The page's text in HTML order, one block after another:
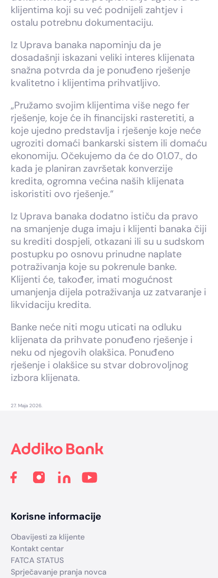
klijentima koji su već podnijeli zahtjev i
ostalu potrebnu dokumentaciju.
Iz Uprava banaka napominju da je
dosadašnji iskazani veliki interes klijenata
snažna potvrda da je ponuđeno rješenje
kvalitetno i klijentima prihvatljivo.
„Pružamo svojim klijentima više nego fer
rješenje, koje će ih financijski rasteretiti, a
koje ujedno predstavlja i rješenje koje neće
ugroziti domaći bankarski sistem ili domaću
ekonomiju. Očekujemo da će do 01.07., do
kada je planiran završetak konverzije
kredita, ogromna većina naših klijenata
iskoristiti ovo rješenje.“
Iz Uprava banaka dodatno ističu da pravo
na smanjenje duga imaju i klijenti banaka čiji
su krediti dospjeli, otkazani ili su u sudskom
postupku po osnovu prinudne naplate
potraživanja koje su pokrenule banke.
Klijenti će, također, imati mogućnost
umanjenja dijela potraživanja uz zatvaranje i
likvidaciju kredita.
Banke neće niti mogu uticati na odluku
klijenata da prihvate ponuđeno rješenje i
neku od njegovih olakšica. Ponuđeno
rješenje i olakšice su stvar dobrovoljnog
izbora klijenata.
27. Maja 2026.
Korisne informacije
Obavijesti za klijente
Kontakt centar
FATCA STATUS
Sprječavanje pranja novca